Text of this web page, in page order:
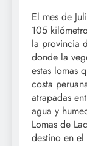
El mes de
105
la provincia
donde la
estas lomas
costa
atrapadas
agua y
Lomas de
destino en